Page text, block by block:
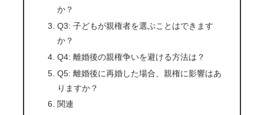
か？
Q3: 子どもが親権者を選ぶことはできます
か？
Q4: 離婚後の親権争いを避ける方法は？
Q5: 離婚後に再婚した場合、親権に影響はあ
りますか？
関連